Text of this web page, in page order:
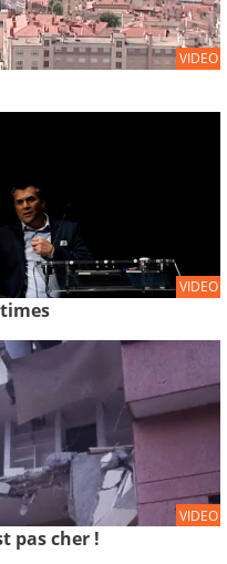
VIDEO
VIDEO
VIDEO
pas cher !